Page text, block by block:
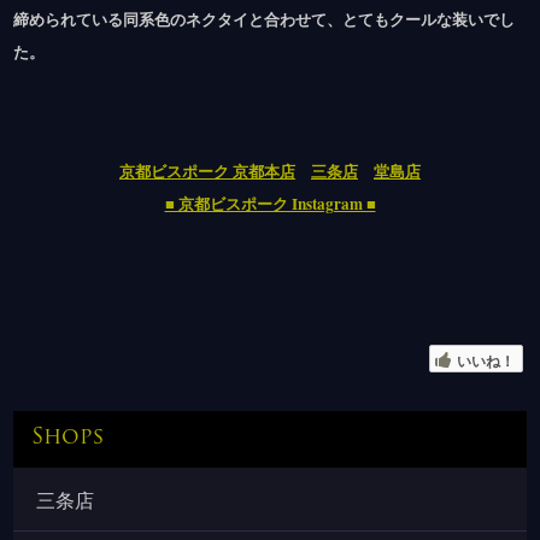
締められている同系色のネクタイと合わせて、とてもクールな装いでし
た。
京都ビスポーク 京都本店 三条店
堂島店
■ 京都ビスポーク Instagram ■
いいね！
Shops
三条店